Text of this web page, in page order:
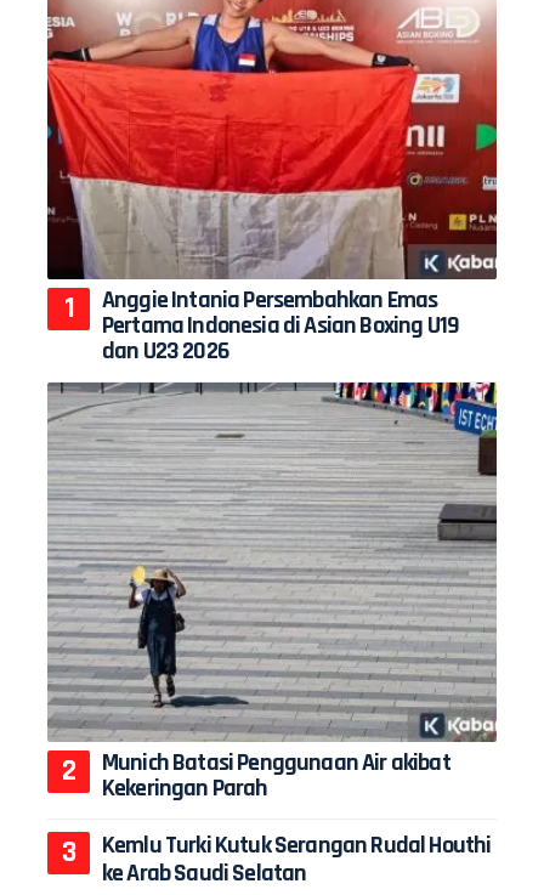
Anggie Intania Persembahkan Emas
Pertama Indonesia di Asian Boxing U19
dan U23 2026
Munich Batasi Penggunaan Air akibat
Kekeringan Parah
Kemlu Turki Kutuk Serangan Rudal Houthi
ke Arab Saudi Selatan